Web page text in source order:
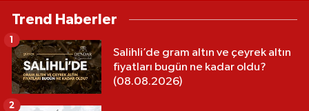
Trend Haberler
Salihli’de gram altın ve çeyrek altın
fiyatları bugün ne kadar oldu?
(08.08.2026)
1
2